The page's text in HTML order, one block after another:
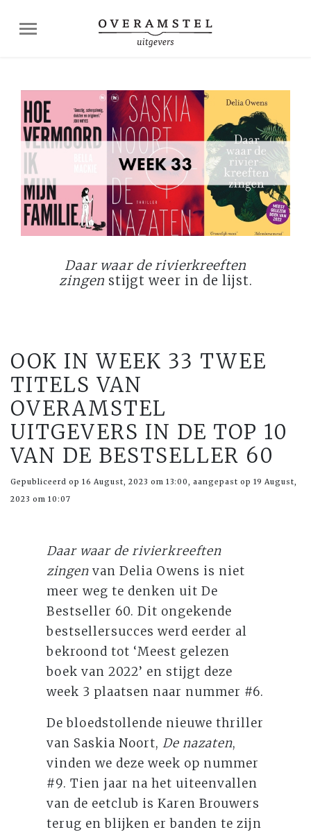
Daar waar de rivierkreeften
zingen stijgt weer in de lijst.
OOK IN WEEK 33 TWEE
TITELS VAN
OVERAMSTEL
UITGEVERS IN DE TOP 10
VAN DE BESTSELLER 60
Gepubliceerd op 16 August, 2023 om 13:00, aangepast op 19 August,
2023 om 10:07
Daar waar de rivierkreeften
zingenvan Delia Owens is niet
meer weg te denken uit De
Bestseller 60. Dit ongekende
bestsellersucces werd eerder al
bekroond tot ‘Meest gelezen
boek van 2022’ en stijgt deze
week 3 plaatsen naar nummer #6.
De bloedstollende nieuwe thriller
van Saskia Noort,De nazaten,
vinden we deze week op nummer
#9. Tien jaar na het uiteenvallen
van de eetclub is Karen Brouwers
terug en blijken er banden te zijn